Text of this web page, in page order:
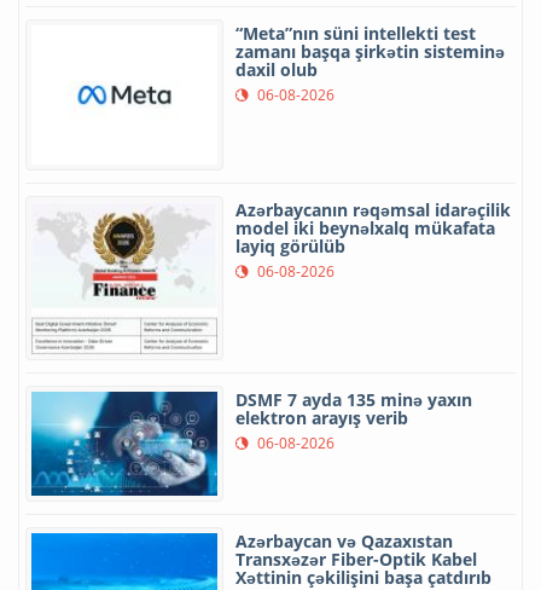
“Meta”nın süni intellekti test
zamanı başqa şirkətin sisteminə
daxil olub
06-08-2026
Azərbaycanın rəqəmsal idarəçilik
model iki beynəlxalq mükafata
layiq görülüb
06-08-2026
DSMF 7 ayda 135 minə yaxın
elektron arayış verib
06-08-2026
Azərbaycan və Qazaxıstan
Transxəzər Fiber-Optik Kabel
Xəttinin çəkilişini başa çatdırıb